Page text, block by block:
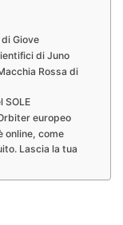
Giove
di Juno
Rossa di
SOLE
europeo
online, come
Lascia la tua